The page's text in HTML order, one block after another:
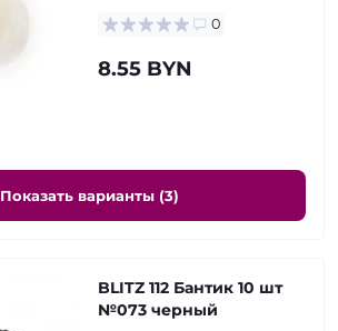
0
8.55 BYN
Показать варианты (3)
BLITZ 112 Бантик 10 шт
№073 черный